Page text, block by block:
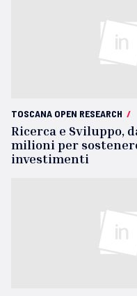
TOSCANA OPEN RESEARCH /
Ricerca e Sviluppo,
milioni per
investimenti